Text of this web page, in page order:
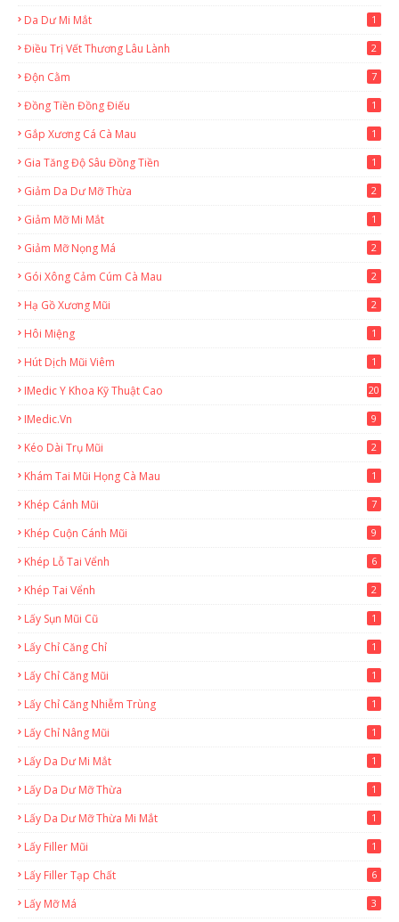
Da Dư Mi Mắt 1
Điều Trị Vết Thương Lâu Lành 2
Độn Cằm 7
Đồng Tiền Đồng Điếu 1
Gắp Xương Cá Cà Mau 1
Gia Tăng Độ Sâu Đồng Tiền 1
Giảm Da Dư Mỡ Thừa 2
Giảm Mỡ Mi Mắt 1
Giảm Mỡ Nọng Má 2
Gói Xông Cảm Cúm Cà Mau 2
Hạ Gồ Xương Mũi 2
Hôi Miệng 1
Hút Dịch Mũi Viêm 1
IMedic Y Khoa Kỹ Thuật Cao
20
IMedic.vn 9
Kéo Dài Trụ Mũi 2
Khám Tai Mũi Họng Cà Mau 1
Khép Cánh Mũi 7
Khép Cuộn Cánh Mũi 9
Khép Lỗ Tai Vểnh 6
Khép Tai Vểnh 2
Lấy Sụn Mũi Cũ 1
Lấy Chỉ Căng Chỉ 1
Lấy Chỉ Căng Mũi 1
Lấy Chỉ Căng Nhiễm Trùng 1
Lấy Chỉ Nâng Mũi 1
Lấy Da Dư Mi Mắt 1
Lấy Da Dư Mỡ Thừa 1
Lấy Da Dư Mỡ Thừa Mi Mắt 1
Lấy Filler Mũi 1
Lấy Filler Tạp Chất 6
Lấy Mỡ Má 3